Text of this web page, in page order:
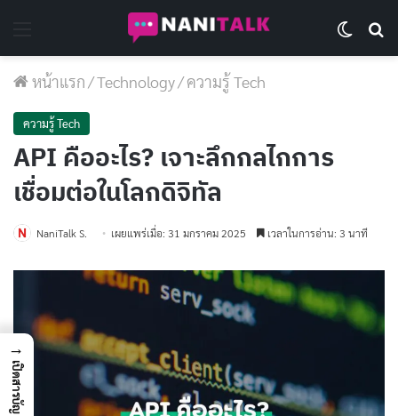
หน้าแรก/Technology/ความรู้ Tech
ความรู้ Tech
API คืออะไร? เจาะลึกกลไกการ
เชื่อมต่อในโลกดิจิทัล
NaniTalk S. เผยแพร่เมื่อ: 31 มกราคม 2025 เวลาในการอ่าน: 3 นาที
→
เปิดสารบัญ